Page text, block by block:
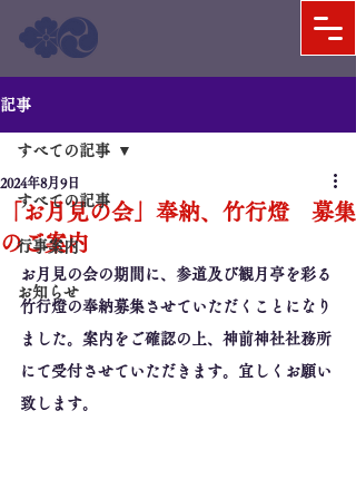
記事
すべての記事
行事案内
お知らせ
すべての記事
「お月見の会」奉納、竹行燈 募集
のご案内
2024年8月9日
お月見の会の期間に、参道及び観月亭を彩る
竹行燈の奉納募集させていただくことになり
ました。案内をご確認の上、神前神社社務所
にて受付させていただきます。宜しくお願い
致します。